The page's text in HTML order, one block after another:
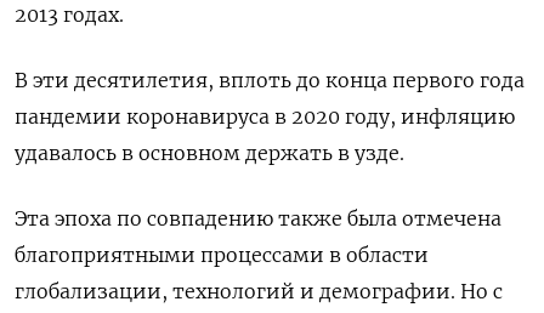
2013 годах.
В эти десятилетия, вплоть до конца первого года
пандемии коронавируса в 2020 году, инфляцию
удавалось в основном держать в узде.
Эта эпоха по совпадению также была отмечена
благоприятными процессами в области
глобализации, технологий и демографии. Но с